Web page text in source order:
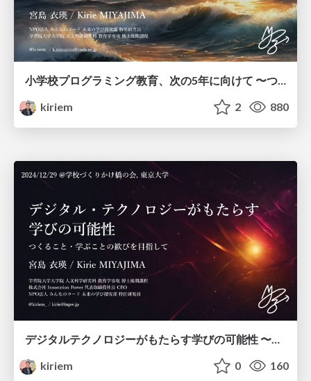
小学校プログラミング教育、次の5年に向けて 〜つくること・学ぶことの歓びへ〜 /NextGenerationOfProgrammingEducation
kiriem
2 880
kiriem
0 160